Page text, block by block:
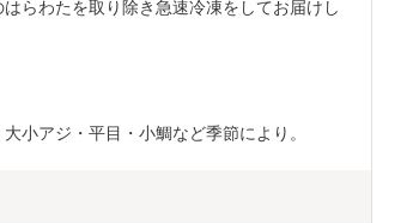
らわたを取り除き急速冷凍をしてお届けし
小アジ・平目・小鯛など季節により。